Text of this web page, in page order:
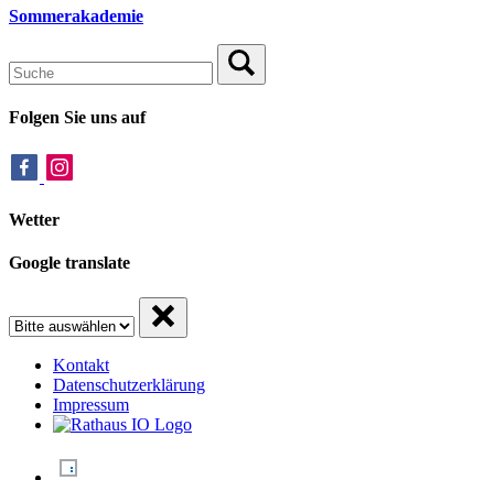
Sommerakademie
Folgen Sie uns auf
Wetter
Google translate
Kontakt
Datenschutzerklärung
Impressum